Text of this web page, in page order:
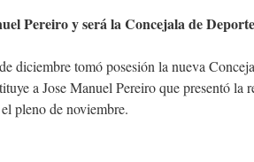
Pereiro y será la Concejala de
diciembre tomó posesión la nueva
a Jose Manuel Pereiro que presentó la
pleno de noviembre.